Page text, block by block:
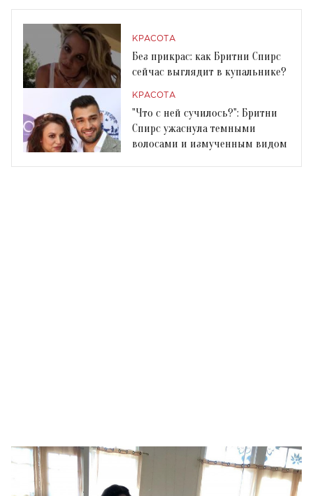
КРАСОТА
Без прикрас: как Бритни Спирс
сейчас выглядит в купальнике?
КРАСОТА
"Что с ней сучилось?": Бритни
Спирс ужаснула темными
волосами и измученным видом